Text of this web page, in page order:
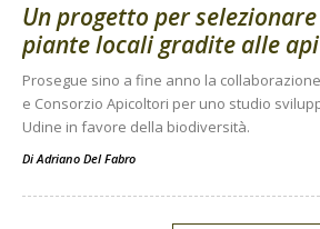
Un progetto per selezionare
piante locali gradite alle api
Prosegue sino a fine anno la
e Consorzio Apicoltori per uno studio
Udine in favore della biodiversità.
DiAdriano Del Fabro